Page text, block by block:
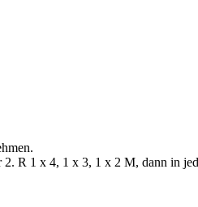
R 1 х 4, 1 х 3, 1 х 2 M, dann in